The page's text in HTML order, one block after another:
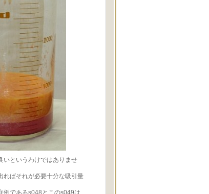
いというわけではありませ
ればそれが必要十分な吸引量
例であるs048とこのs049は